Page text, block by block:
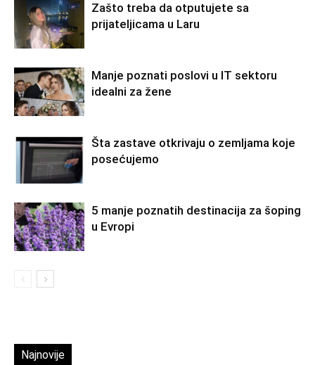
Zašto treba da otputujete sa
prijateljicama u Laru
Manje poznati poslovi u IT sektoru
idealni za žene
Šta zastave otkrivaju o zemljama koje
posećujemo
5 manje poznatih destinacija za šoping
u Evropi
Najnovije